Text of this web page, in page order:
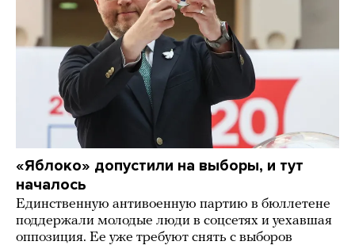
«Яблоко» допустили на выборы, и тут
началось
Единственную антивоенную партию в бюллетене
поддержали молодые люди в соцсетях и уехавшая
оппозиция. Ее уже требуют снять с выборов